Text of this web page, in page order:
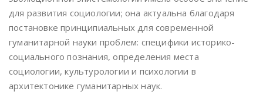
для развития социологии; она актуальна благодаря
постановке принципиальных для современной
гуманитарной науки проблем: специфики историко-
социального познания, определения места
социологии, культурологии и психологии в
архитектонике гуманитарных наук.